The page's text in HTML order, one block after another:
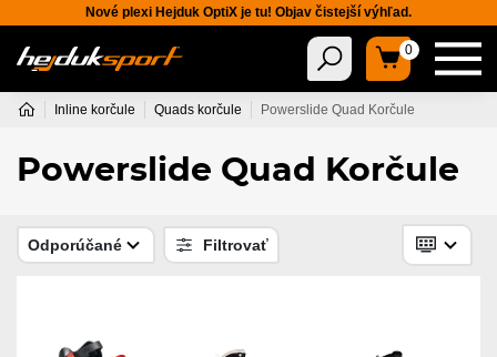
Nové plexi Hejduk OptiX je tu! Objav čistejší výhľad.
0
Inline korčule Quads korčule Powerslide Quad Korčule
Powerslide Quad Korčule
Odporúčané Filtrovať